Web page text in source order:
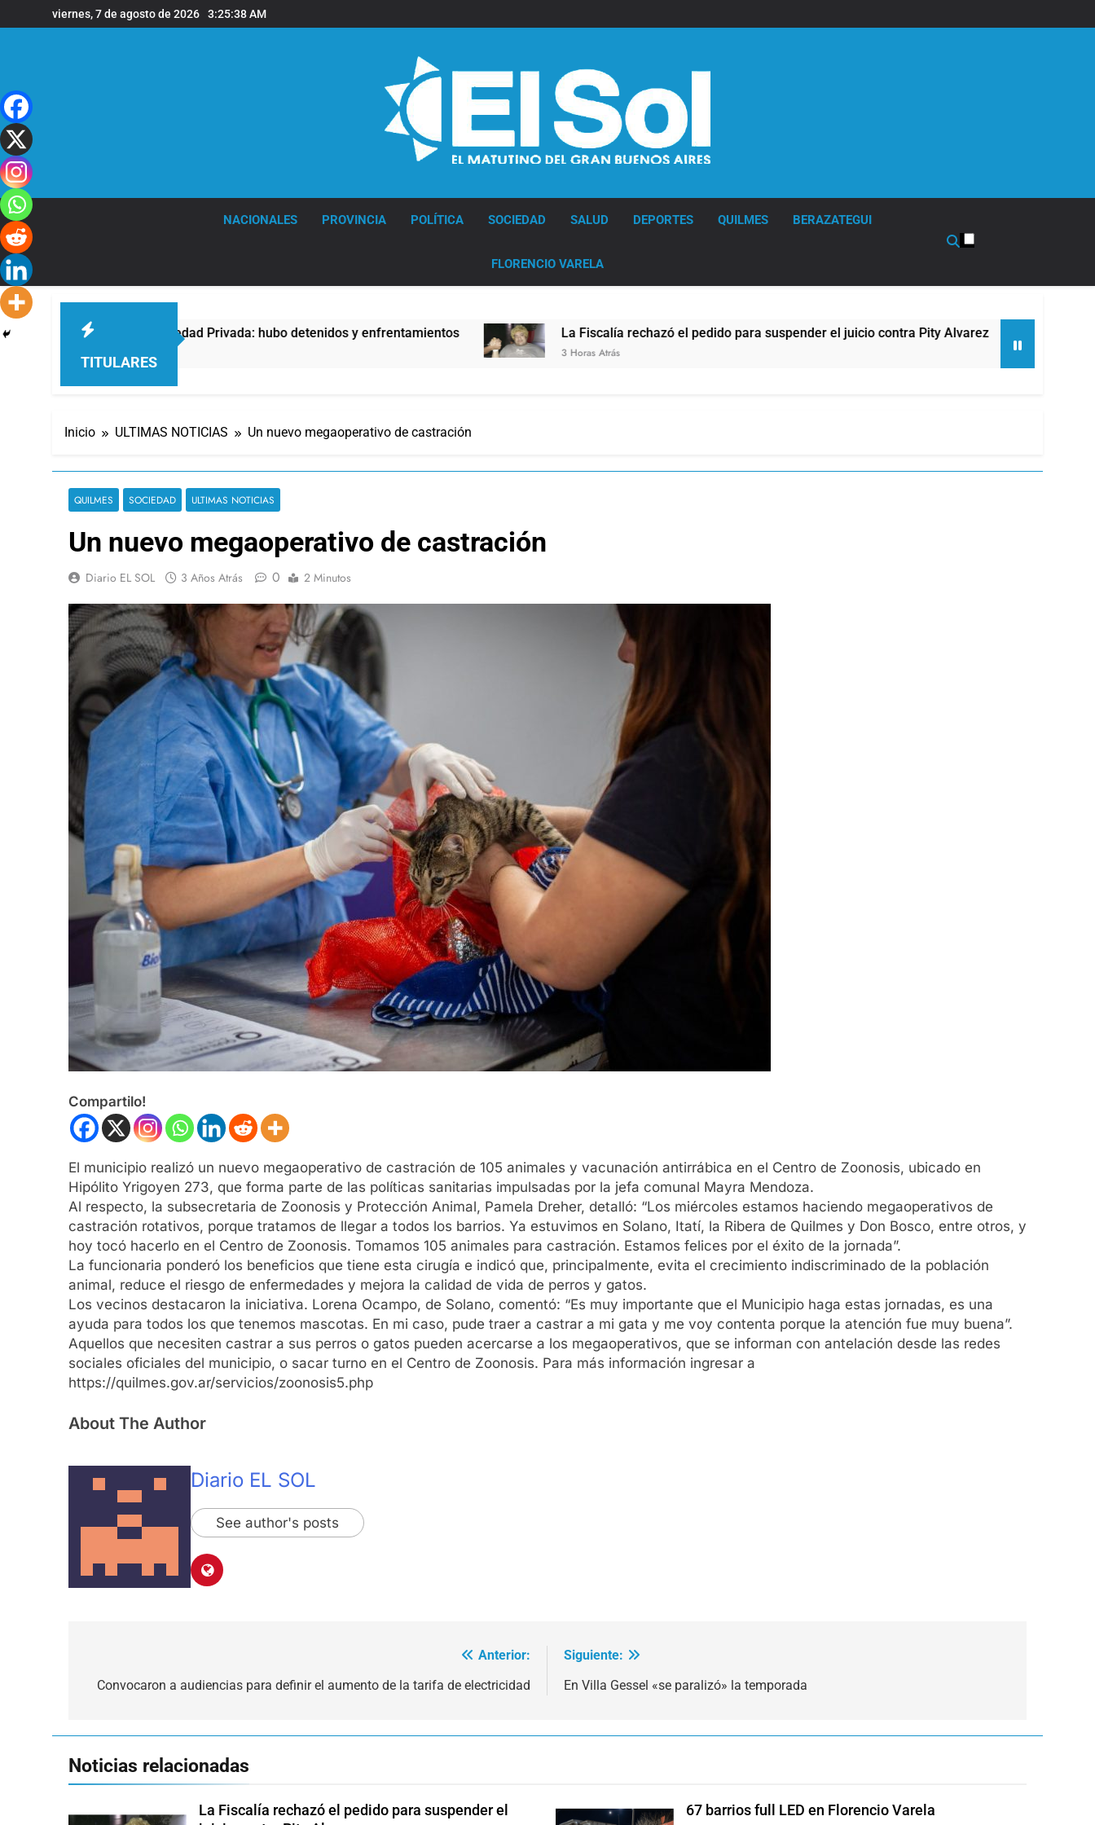
al
viernes, 7 de agosto de 2026 3:25:39 AM
NACIONALES PROVINCIA POLÍTICA SOCIEDAD SALUD DEPORTES QUILMES BERAZATEGUI
FLORENCIO VARELA
TITULARES
la Ley de Propiedad Privada: hubo detenidos y enfrentamientos La Fiscalía rechazó el pedido para suspender el juicio contra Pity Alvarez
3 Horas Atrás
Inicio ULTIMAS NOTICIAS Un nuevo megaoperativo de castración
QUILMES SOCIEDAD ULTIMAS NOTICIAS
Un nuevo megaoperativo de castración
Diario EL SOL 3 Años Atrás 0 2 Minutos
Compartilo!
El municipio realizó un nuevo megaoperativo de castración de 105 animales y vacunación antirrábica en el Centro de Zoonosis, ubicado en
Hipólito Yrigoyen 273, que forma parte de las políticas sanitarias impulsadas por la jefa comunal Mayra Mendoza.
Al respecto, la subsecretaria de Zoonosis y Protección Animal, Pamela Dreher, detalló: “Los miércoles estamos haciendo megaoperativos de
castración rotativos, porque tratamos de llegar a todos los barrios. Ya estuvimos en Solano, Itatí, la Ribera de Quilmes y Don Bosco, entre otros, y
hoy tocó hacerlo en el Centro de Zoonosis. Tomamos 105 animales para castración. Estamos felices por el éxito de la jornada”.
La funcionaria ponderó los beneficios que tiene esta cirugía e indicó que, principalmente, evita el crecimiento indiscriminado de la población
animal, reduce el riesgo de enfermedades y mejora la calidad de vida de perros y gatos.
Los vecinos destacaron la iniciativa. Lorena Ocampo, de Solano, comentó: “Es muy importante que el Municipio haga estas jornadas, es una
ayuda para todos los que tenemos mascotas. En mi caso, pude traer a castrar a mi gata y me voy contenta porque la atención fue muy buena”.
Aquellos que necesiten castrar a sus perros o gatos pueden acercarse a los megaoperativos, que se informan con antelación desde las redes
sociales oficiales del municipio, o sacar turno en el Centro de Zoonosis. Para más información ingresar a
https://quilmes.gov.ar/servicios/zoonosis5.php
About The Author
Diario EL SOL
See author's posts
de
Anterior:
Convocaron a audiencias para definir el aumento de la tarifa de electricidad
Siguiente:
En Villa Gessel «se paralizó» la temporada
Noticias relacionadas
La Fiscalía rechazó el pedido para suspender el
67 barrios full LED en Florencio Varela